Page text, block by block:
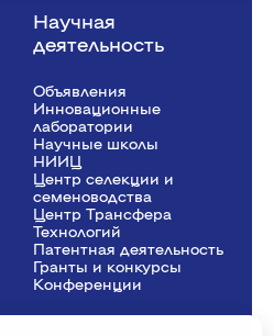
Научная
деятельность
Объявления
Инновационные
лаборатории
Научные школы
НИИЦ
Центр селекции и
семеноводства
Центр Трансфера
Технологий
Патентная деятельность
Гранты и конкурсы
Конференции